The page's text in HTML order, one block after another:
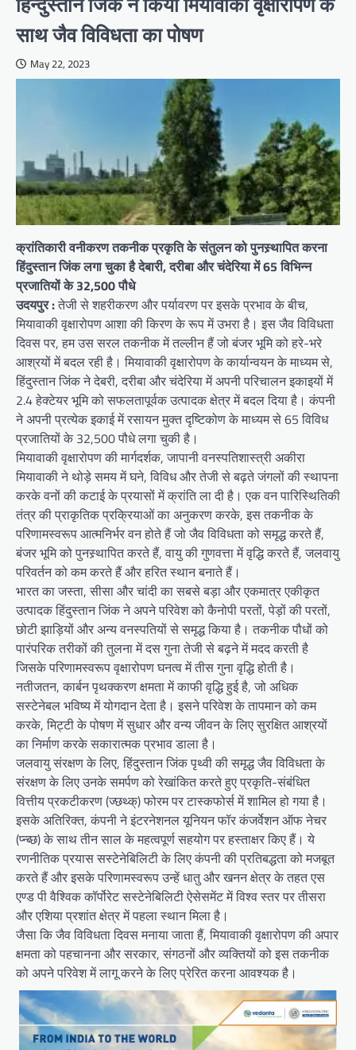
साथ जैव विविधता का पोषण
May 22, 2023
क्रांतिकारी वनीकरण तकनीक प्रकृति के संतुलन को पुनस्र्थापित करना
हिंदुस्तान जिंक लगा चुका है देबारी, दरीबा और चंदेरिया में 65 विभिन्न
प्रजातियों के 32,500 पौधे
उदयपुर :तेजी से शहरीकरण और पर्यावरण पर इसके प्रभाव के बीच,
मियावाकी वृक्षारोपण आशा की किरण के रूप में उभरा है। इस जैव विविधता
दिवस पर, हम उस सरल तकनीक में तल्लीन हैं जो बंजर भूमि को हरे-भरे
आश्रयों में बदल रही है। मियावाकी वृक्षारोपण के कार्यान्वयन के माध्यम से,
हिंदुस्तान जिंक ने देबरी, दरीबा और चंदेरिया में अपनी परिचालन इकाइयों में
2.4 हेक्टेयर भूमि को सफलतापूर्वक उत्पादक क्षेत्र में बदल दिया है। कंपनी
ने अपनी प्रत्येक इकाई में रसायन मुक्त दृष्टिकोण के माध्यम से 65 विविध
प्रजातियों के 32,500 पौधे लगा चुकी है।
मियावाकी वृक्षारोपण की मार्गदर्शक, जापानी वनस्पतिशास्त्री अकीरा
मियावाकी ने थोड़े समय में घने, विविध और तेजी से बढ़ते जंगलों की स्थापना
करके वनों की कटाई के प्रयासों में क्रांति ला दी है। एक वन पारिस्थितिकी
तंत्र की प्राकृतिक प्रक्रियाओं का अनुकरण करके, इस तकनीक के
परिणामस्वरूप आत्मनिर्भर वन होते हैं जो जैव विविधता को समृद्ध करते हैं,
बंजर भूमि को पुनस्र्थापित करते हैं, वायु की गुणवत्ता में वृद्धि करते हैं, जलवायु
परिवर्तन को कम करते हैं और हरित स्थान बनाते हैं।
भारत का जस्ता, सीसा और चांदी का सबसे बड़ा और एकमात्र एकीकृत
उत्पादक हिंदुस्तान जिंक ने अपने परिवेश को कैनोपी परतों, पेड़ों की परतों,
छोटी झाड़ियों और अन्य वनस्पतियों से समृद्ध किया है। तकनीक पौधों को
पारंपरिक तरीकों की तुलना में दस गुना तेजी से बढ़ने में मदद करती है
जिसके परिणामस्वरूप वृक्षारोपण घनत्व में तीस गुना वृद्धि होती है।
नतीजतन, कार्बन पृथक्करण क्षमता में काफी वृद्धि हुई है, जो अधिक
सस्टेनेबल भविष्य में योगदान देता है। इसने परिवेश के तापमान को कम
करके, मिट्टी के पोषण में सुधार और वन्य जीवन के लिए सुरक्षित आश्रयों
का निर्माण करके सकारात्मक प्रभाव डाला है।
जलवायु संरक्षण के लिए, हिंदुस्तान जिंक पृथ्वी की समृद्ध जैव विविधता के
संरक्षण के लिए उनके समर्पण को रेखांकित करते हुए प्रकृति-संबंधित
वित्तीय प्रकटीकरण (ज्छथ्क्) फोरम पर टास्कफोर्स में शामिल हो गया है।
इसके अतिरिक्त, कंपनी ने इंटरनेशनल यूनियन फॉर कंजर्वेशन ऑफ नेचर
(प्न्ब्छ) के साथ तीन साल के महत्वपूर्ण सहयोग पर हस्ताक्षर किए हैं। ये
रणनीतिक प्रयास सस्टेनेबिलिटी के लिए कंपनी की प्रतिबद्धता को मजबूत
करते हैं और इसके परिणामस्वरूप उन्हें धातु और खनन क्षेत्र के तहत एस
एण्ड पी वैश्विक कॉर्पोरेट सस्टेनेबिलिटी ऐसेसमेंट में विश्व स्तर पर तीसरा
और एशिया प्रशांत क्षेत्र में पहला स्थान मिला है।
जैसा कि जैव विविधता दिवस मनाया जाता हैं, मियावाकी वृक्षारोपण की अपार
क्षमता को पहचानना और सरकार, संगठनों और व्यक्तियों को इस तकनीक
को अपने परिवेश में लागू करने के लिए प्रेरित करना आवश्यक है।